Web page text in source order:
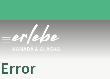
KANADA & ALASKA
Error